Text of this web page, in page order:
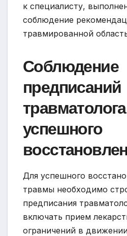
к специалисту,
соблюдение
травмированной
Соблюдение
предписаний
успешного
Для успешного
травмы необходимо
предписания
включать прием
ограничений в